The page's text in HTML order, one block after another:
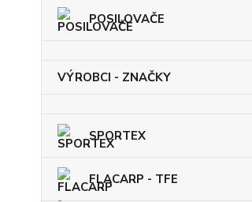
POSILOVAČE
VÝROBCI - ZNAČKY
SPORTEX
FLACARP - TFE